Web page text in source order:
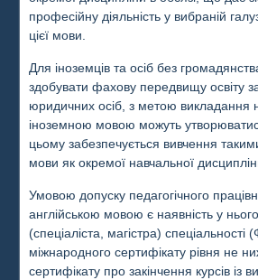
професійну діяльність у вибраній
цієї мови.
Для іноземців та осіб без
здобувати фахову передвищу освіту
юридичних осіб, з метою викладання
іноземною мовою можуть
цьому забезпечується вивчення
мови як окремої навчальної
Умовою допуску педагогічного
англійською мовою є наявність у
(спеціаліста, магістра) спеціальності
міжнародного сертифікату рівня не
сертифікату про закінчення курсів із